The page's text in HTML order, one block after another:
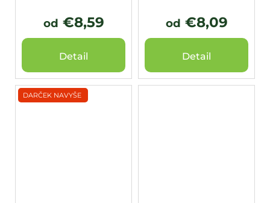
od €8,59
Detail
od €8,09
Detail
DARČEK NAVYŠE